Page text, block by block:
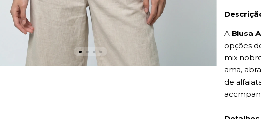
A Blusa
opções
mix
ama,
de